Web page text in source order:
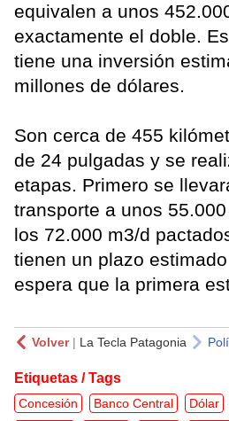
equivalen a unos
exactamente el doble.
tiene una inversión
millones de dólares.
Son cerca de 455
de 24 pulgadas y se
etapas. Primero se
transporte a unos
los 72.000 m3/d
tienen un plazo
espera que la primera
Volver| La Tecla Patagonia
Etiquetas / Tags
Concesión Banco Central Dólar